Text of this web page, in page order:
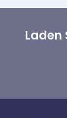
Laden